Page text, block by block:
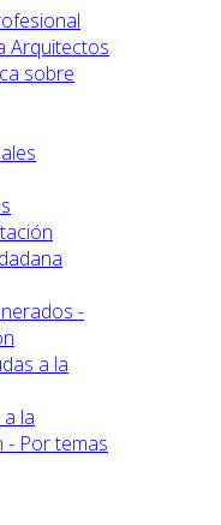
Arquitectos
sobre
-
a la
a la
- Por temas